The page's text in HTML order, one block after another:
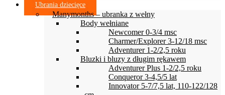
Ubrania dziecięce
Manymonths – ubranka z wełny
Body wełniane
Newcomer 0-3/4 msc
Charmer/Explorer 3-12/18 msc
Adventurer 1-2/2,5 roku
Bluzki i bluzy z długim rękawem
Adventurer Plus 1-2/2,5 roku
Conqueror 3-4,5/5 lat
Innovator 5-7/7,5 lat, 110-122/128